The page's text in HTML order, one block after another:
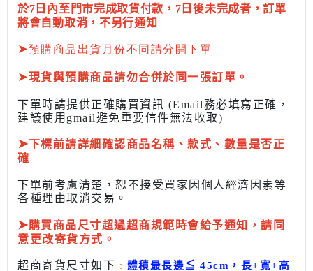
於7日內至門市完成取貨付款，7日後未完成者，訂單
將會自動取消，不另行通知
➤預購商品出貨月份不同請分開下單
➤現貨與預購商品請勿合併於同一張訂單。
下單時請提供正確購買資訊 (Email務必填寫正確，
建議使用gmail避免重要信件無法收取)
➤下標前請詳細確認商品名稱、款式、數量是否正
確
下單前考慮清楚，恕不接受買家因個人經濟因素等
各種理由取消交易。
➤購買商品尺寸超過超商規範時會給予通知，請同
意更改寄貨方式。
超商寄貨尺寸如下 : 體積最長邊≦ 45cm，長+寬+高